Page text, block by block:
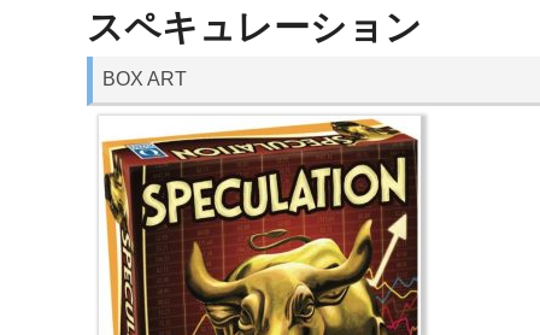
スペキュレーション
BOX ART